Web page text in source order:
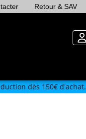
Retour & SAV
dès 150€ d'achat.